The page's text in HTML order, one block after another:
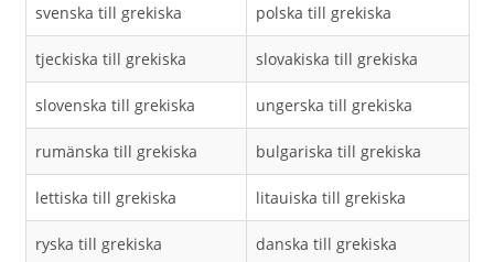
svenska till grekiska polska till grekiska
tjeckiska till grekiska slovakiska till grekiska
slovenska till grekiska ungerska till grekiska
rumänska till grekiska bulgariska till grekiska
lettiska till grekiska litauiska till grekiska
ryska till grekiska danska till grekiska